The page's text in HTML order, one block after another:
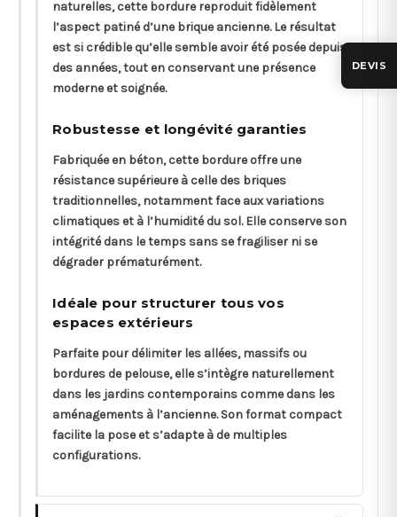
naturelles, cette bordure reproduit fidèlement
l’aspect patiné d’une brique ancienne. Le résultat
est si crédible qu’elle semble avoir été posée depuis
des années, tout en conservant une présence
moderne et soignée.
Robustesse et longévité garanties
Fabriquée en béton, cette bordure offre une
résistance supérieure à celle des briques
traditionnelles, notamment face aux variations
climatiques et à l’humidité du sol. Elle conserve son
intégrité dans le temps sans se fragiliser ni se
dégrader prématurément.
Idéale pour structurer tous vos
espaces extérieurs
Parfaite pour délimiter les allées, massifs ou
bordures de pelouse, elle s’intègre naturellement
dans les jardins contemporains comme dans les
aménagements à l’ancienne. Son format compact
facilite la pose et s’adapte à de multiples
configurations.
DEVIS